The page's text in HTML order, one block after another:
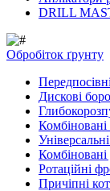
DRILL
Обробіток ґрунту
Дискові
Комбіновані
Ротаційні
Причіпні